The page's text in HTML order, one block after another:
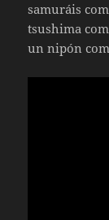
samuráis
tsushima
un nipón